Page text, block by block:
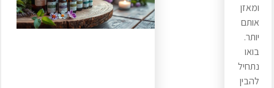
ומאזן
אותם
יותר.
בואו
נתחיל
להבין